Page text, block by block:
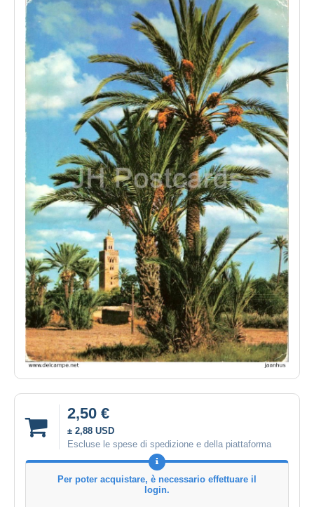
2,50 €
± 2,88 USD
Escluse le spese di spedizione e della piattaforma
Per poter acquistare, è necessario effettuare il
login.